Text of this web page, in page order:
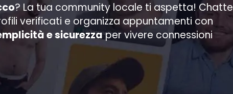
? La tua community locale ti aspetta! Chatte
verificati e organizza appuntamenti con
e sicurezzaper vivere connessioni